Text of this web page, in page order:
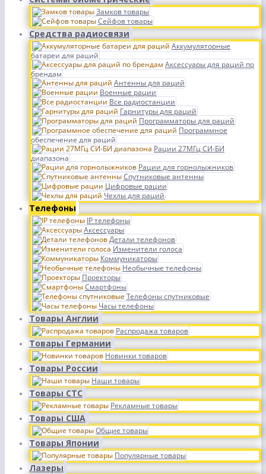
Замков товары
Сейфов товары
Средства радиосвязи
Аккумуляторные
батареи для раций
Аксессуары для раций по
брендам
Антенны для раций
Военные рации
Все радиостанции
Гарнитуры для раций
Программаторы для раций
Программное
обеспечение для раций
Рации 27МГц СИ-БИ
диапазона
Рации для горнолыжников
Спутниковые антенны
Цифровые рации
Чехлы для раций
Телефоны
IP телефоны
Аксессуары
Детали телефонов
Изменители голоса
Коммуникаторы
Необычные телефоны
Проекторы
Смартфоны
Телефоны спутниковые
Часы телефоны
Товары Англии
Распродажа товаров
Товары Германии
Новинки товаров
Товары России
Наши товары
Товары СТС
Рекламные товары
Товары США
Общие товары
Товары Японии
Популярные товары
Лазеры